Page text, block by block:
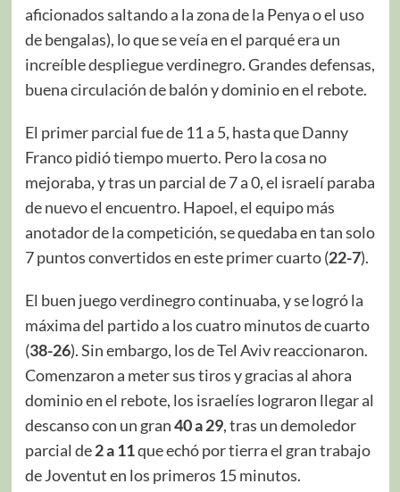
aficionados saltando a la zona de la Penya o el uso
de bengalas), lo que se veía en el parqué era un
increíble despliegue verdinegro. Grandes defensas,
buena circulación de balón y dominio en el rebote.
El primer parcial fue de 11 a 5, hasta que Danny
Franco pidió tiempo muerto. Pero la cosa no
mejoraba, y tras un parcial de 7 a 0, el israelí paraba
de nuevo el encuentro. Hapoel, el equipo más
anotador de la competición, se quedaba en tan solo
7 puntos convertidos en este primer cuarto (22-7).
El buen juego verdinegro continuaba, y se logró la
máxima del partido a los cuatro minutos de cuarto
(38-26). Sin embargo, los de Tel Aviv reaccionaron.
Comenzaron a meter sus tiros y gracias al ahora
dominio en el rebote, los israelíes lograron llegar al
descanso con un gran40 a 29, tras un demoledor
parcial de2 a 11que echó por tierra el gran trabajo
de Joventut en los primeros 15 minutos.